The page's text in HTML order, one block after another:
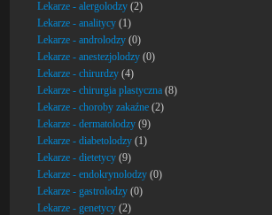
Lekarze - alergolodzy (2)
Lekarze - analitycy (1)
Lekarze - androlodzy (0)
Lekarze - anestezjolodzy (0)
Lekarze - chirurdzy (4)
Lekarze - chirurgia plastyczna (8)
Lekarze - choroby zakaźne (2)
Lekarze - dermatolodzy (9)
Lekarze - diabetolodzy (1)
Lekarze - dietetycy (9)
Lekarze - endokrynolodzy (0)
Lekarze - gastrolodzy (0)
Lekarze - genetycy (2)